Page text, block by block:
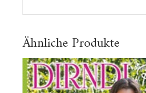
Ähnliche Produkte